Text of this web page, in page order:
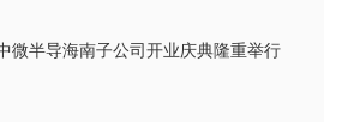
微半导海南子公司开业庆典隆重举行